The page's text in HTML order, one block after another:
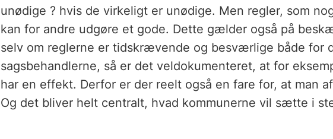
unødige ? hvis de virkeligt er unødige. Men regler, som
kan for andre udgøre et gode. Dette gælder også på
selv om reglerne er tidskrævende og besværlige både for
sagsbehandlerne, så er det veldokumenteret, at for
har en effekt. Derfor er der reelt også en fare for, at man
Og det bliver helt centralt, hvad kommunerne vil sætte i